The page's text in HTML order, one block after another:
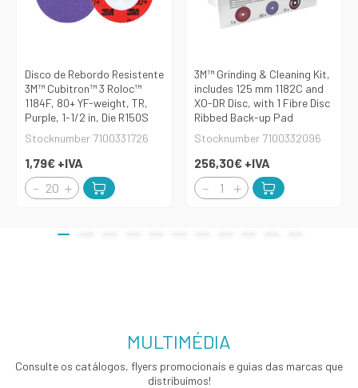
Disco de Rebordo Resistente
3M™ Cubitron™ 3 Roloc™
1184F, 80+ YF-weight, TR,
Purple, 1-1/2 in, Die R150S
Stocknumber 7100331726
1,79€ +IVA
3M™ Grinding & Cleaning Kit,
includes 125 mm 1182C and
XO-DR Disc, with 1 Fibre Disc
Ribbed Back-up Pad
Stocknumber 7100332096
256,30€ +IVA
MULTIMÉDIA
Consulte os catálogos, flyers promocionais e guias das marcas que
distribuímos!